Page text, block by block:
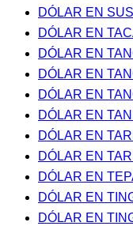
DÓLAR EN
DÓLAR EN
DÓLAR EN
DÓLAR EN
DÓLAR EN
DÓLAR EN
DÓLAR EN
DÓLAR EN
DÓLAR EN
DÓLAR EN
DÓLAR EN